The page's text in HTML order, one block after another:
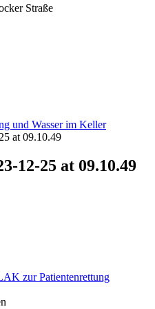
Straße
und Wasser im Keller
at 09.10.49
12-25 at 09.10.49
zur Patientenrettung